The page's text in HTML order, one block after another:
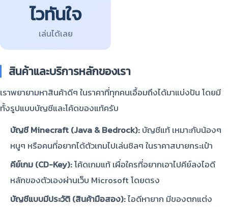
ไวทันใจ
เล่นได้เลย
สินค้าและบริการหลักของเรา
เราพยายามหาสินค้าดีๆ ในราคาที่ทุกคนเอื้อมถึงได้มาแบ่งปัน โดยมี
ทั้งรูปแบบบัญชีและโค้ดของแท้ครับ
บัญชี Minecraft (Java & Bedrock): บัญชีแท้ เหมาะกับน้องๆ
หนูๆ หรือคนที่อยากได้ตัวเกมไปเล่นชิลๆ ในราคาสบายกระเป๋า
คีย์เกม (CD-Key):โค้ดเกมแท้ เผื่อใครที่อยากเอาไปคีย์ลงไอดี
หลักของตัวเองผ่านเว็บ Microsoft โดยตรง
บัญชีแบบมีประวัติ (สินค้ามือสอง):ไอดีหายาก มีของตกแต่ง